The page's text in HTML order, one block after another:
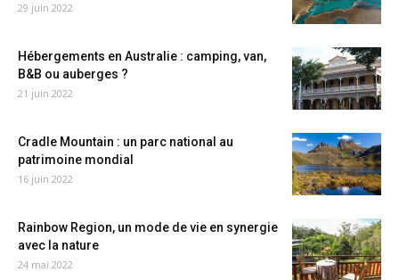
29 juin 2022
Hébergements en Australie : camping, van,
B&B ou auberges ?
21 juin 2022
Cradle Mountain : un parc national au
patrimoine mondial
16 juin 2022
Rainbow Region, un mode de vie en synergie
avec la nature
24 mai 2022